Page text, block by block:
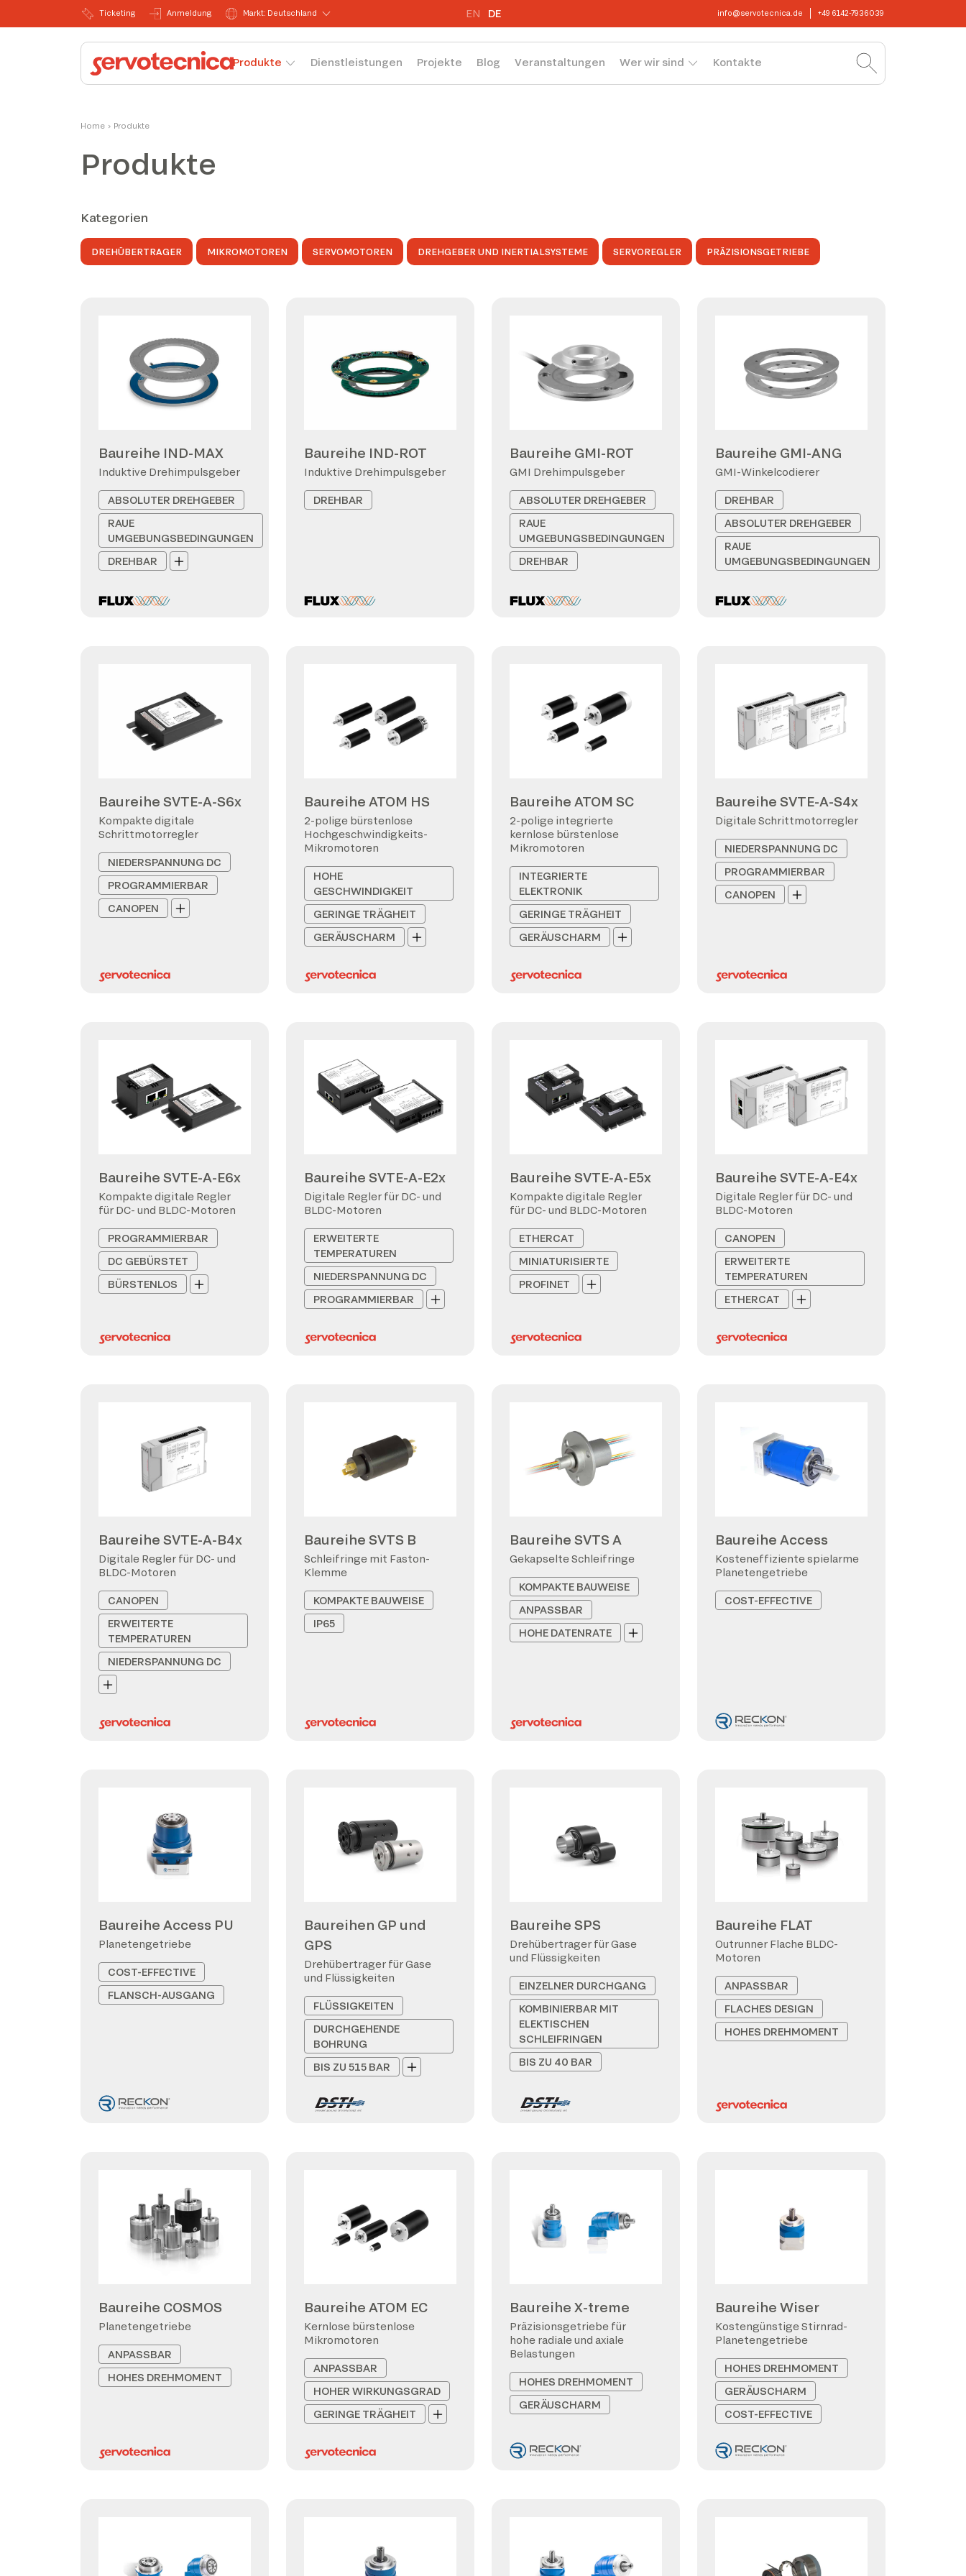
Ticketing Anmeldung Markt: Deutschland EN DE info@servotecnica.de +49 6142-7936039
Produkte Dienstleistungen Projekte Blog Veranstaltungen Wer wir sind Kontakte
Home › Produkte
Produkte
Kategorien
DREHÜBERTRAGER MIKROMOTOREN SERVOMOTOREN DREHGEBER UND INERTIALSYSTEME SERVOREGLER PRÄZISIONSGETRIEBE
Baureihe IND-MAX
Induktive Drehimpulsgeber
ABSOLUTER DREHGEBER
RAUE
UMGEBUNGSBEDINGUNGEN
DREHBAR
Baureihe IND-ROT
Induktive Drehimpulsgeber
DREHBAR
Baureihe GMI-ROT
GMI Drehimpulsgeber
ABSOLUTER DREHGEBER
RAUE
UMGEBUNGSBEDINGUNGEN
DREHBAR
Baureihe GMI-ANG
GMI-Winkelcodierer
DREHBAR
ABSOLUTER DREHGEBER
RAUE
UMGEBUNGSBEDINGUNGEN
Baureihe SVTE-A-S6x
Kompakte digitale
Schrittmotorregler
NIEDERSPANNUNG DC
PROGRAMMIERBAR
CANOPEN
Baureihe ATOM HS
2-polige bürstenlose
Hochgeschwindigkeits-
Mikromotoren
HOHE
GESCHWINDIGKEIT
GERINGE TRÄGHEIT
GERÄUSCHARM
Baureihe ATOM SC
2-polige integrierte
kernlose bürstenlose
Mikromotoren
INTEGRIERTE
ELEKTRONIK
GERINGE TRÄGHEIT
GERÄUSCHARM
Baureihe SVTE-A-S4x
Digitale Schrittmotorregler
NIEDERSPANNUNG DC
PROGRAMMIERBAR
CANOPEN
Baureihe SVTE-A-E6x
Kompakte digitale Regler
für DC- und BLDC-Motoren
PROGRAMMIERBAR
DC GEBÜRSTET
BÜRSTENLOS
Baureihe SVTE-A-E2x
Digitale Regler für DC- und
BLDC-Motoren
ERWEITERTE
TEMPERATUREN
NIEDERSPANNUNG DC
PROGRAMMIERBAR
Baureihe SVTE-A-E5x
Kompakte digitale Regler
für DC- und BLDC-Motoren
ETHERCAT
MINIATURISIERTE
PROFINET
Baureihe SVTE-A-E4x
Digitale Regler für DC- und
BLDC-Motoren
CANOPEN
ERWEITERTE
TEMPERATUREN
ETHERCAT
Baureihe SVTE-A-B4x
Digitale Regler für DC- und
BLDC-Motoren
CANOPEN
ERWEITERTE
TEMPERATUREN
NIEDERSPANNUNG DC
Baureihe SVTS B
Schleifringe mit Faston-
Klemme
KOMPAKTE BAUWEISE
IP65
Baureihe SVTS A
Gekapselte Schleifringe
KOMPAKTE BAUWEISE
ANPASSBAR
HOHE DATENRATE
Baureihe Access
Kosteneffiziente spielarme
Planetengetriebe
COST-EFFECTIVE
Baureihe Access PU
Planetengetriebe
COST-EFFECTIVE
FLANSCH-AUSGANG
Baureihen GP und
GPS
Drehübertrager für Gase
und Flüssigkeiten
FLÜSSIGKEITEN
DURCHGEHENDE
BOHRUNG
BIS ZU 515 BAR
Baureihe SPS
Drehübertrager für Gase
und Flüssigkeiten
EINZELNER DURCHGANG
KOMBINIERBAR MIT
ELEKTISCHEN
SCHLEIFRINGEN
BIS ZU 40 BAR
Baureihe FLAT
Outrunner Flache BLDC-
Motoren
ANPASSBAR
FLACHES DESIGN
HOHES DREHMOMENT
Baureihe COSMOS
Planetengetriebe
ANPASSBAR
HOHES DREHMOMENT
Baureihe ATOM EC
Kernlose bürstenlose
Mikromotoren
ANPASSBAR
HOHER WIRKUNGSGRAD
GERINGE TRÄGHEIT
Baureihe X-treme
Präzisionsgetriebe für
hohe radiale und axiale
Belastungen
HOHES DREHMOMENT
GERÄUSCHARM
Baureihe Wiser
Kostengünstige Stirnrad-
Planetengetriebe
HOHES DREHMOMENT
GERÄUSCHARM
COST-EFFECTIVE